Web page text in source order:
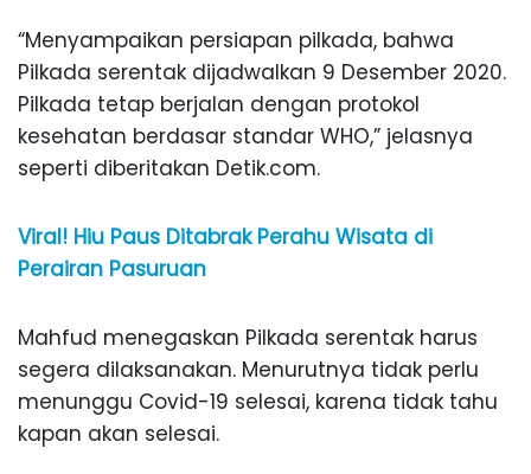
“Menyampaikan persiapan pilkada, bahwa
Pilkada serentak dijadwalkan 9 Desember 2020.
Pilkada tetap berjalan dengan protokol
kesehatan berdasar standar WHO,” jelasnya
seperti diberitakan Detik.com.
Viral! Hiu Paus Ditabrak Perahu Wisata di
Perairan Pasuruan
Mahfud menegaskan Pilkada serentak harus
segera dilaksanakan. Menurutnya tidak perlu
menunggu Covid-19 selesai, karena tidak tahu
kapan akan selesai.